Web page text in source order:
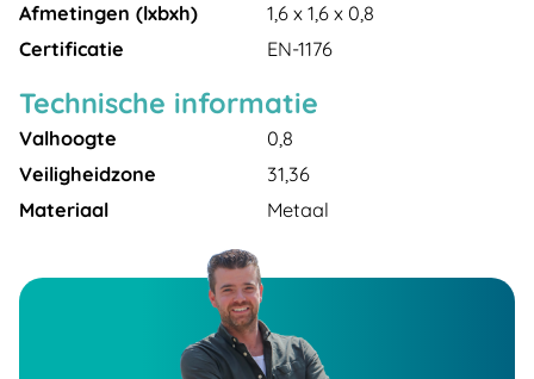
Afmetingen (lxbxh)
1,6 x 1,6 x 0,8
Certificatie
EN-1176
Technische informatie
Valhoogte
0,8
Veiligheidzone
31,36
Materiaal
Metaal